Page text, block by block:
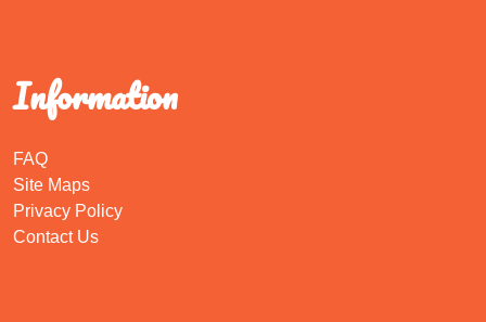
Information
FAQ
Site Maps
Privacy Policy
Contact Us